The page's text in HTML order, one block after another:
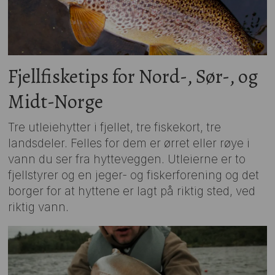
Fjellfisketips for Nord-, Sør-, og
Midt-Norge
Tre utleiehytter i fjellet, tre fiskekort, tre
landsdeler. Felles for dem er ørret eller røye i
vann du ser fra hytteveggen. Utleierne er to
fjellstyrer og en jeger- og fiskerforening og det
borger for at hyttene er lagt på riktig sted, ved
riktig vann.